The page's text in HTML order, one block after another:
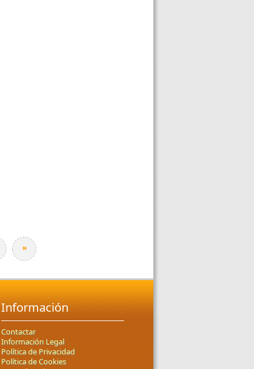
»
Información
Contactar
Información Legal
Política de Privacidad
Política de Cookies